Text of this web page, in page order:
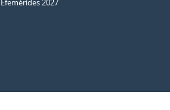
Efemérides 2027